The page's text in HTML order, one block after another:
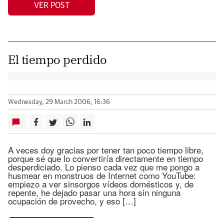
VER POST
El tiempo perdido
Wednesday, 29 March 2006, 16:36
A veces doy gracias por tener tan poco tiempo libre,
porque sé que lo convertiría directamente en tiempo
desperdiciado. Lo pienso cada vez que me pongo a
husmear en monstruos de Internet como YouTube:
empiezo a ver sinsorgos vídeos domésticos y, de
repente, he dejado pasar una hora sin ninguna
ocupación de provecho, y eso […]